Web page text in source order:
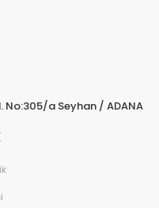
No:305/a Seyhan / ADANA